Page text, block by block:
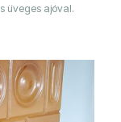
üveges ajóval.